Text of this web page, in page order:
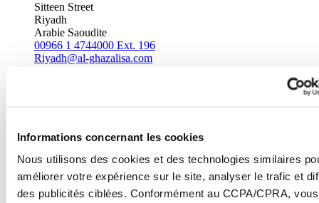
Informations concernant les cookies
Nous utilisons des cookies et des technologies similaires
améliorer votre expérience sur le site, analyser le trafic et
des publicités ciblées. Conformément au CCPA/CPRA,
Sitteen Street
Riyadh
Arabie Saoudite
00966 1 4744000 Ext. 196
Riyadh@al-ghazalisa.com
Batha
Riyadh
Arabie Saoudite
00966 1 4032968
Riyadh@al-ghazalisa.com
See details Go to the 'AL-GHAZALI RIYADH'